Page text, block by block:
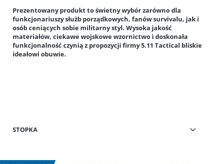
Prezentowany produkt to świetny wybór zarówno dla
funkcjonariuszy służb porządkowych, fanów survivalu, jak i
osób ceniących sobie militarny styl. Wysoka jakość
materiałów, ciekawe wojskowe wzornictwo i doskonała
funkcjonalność czynią z propozycji firmy 5.11 Tactical bliskie
ideałowi obuwie.
STOPKA